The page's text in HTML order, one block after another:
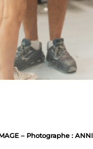
– Photographe :